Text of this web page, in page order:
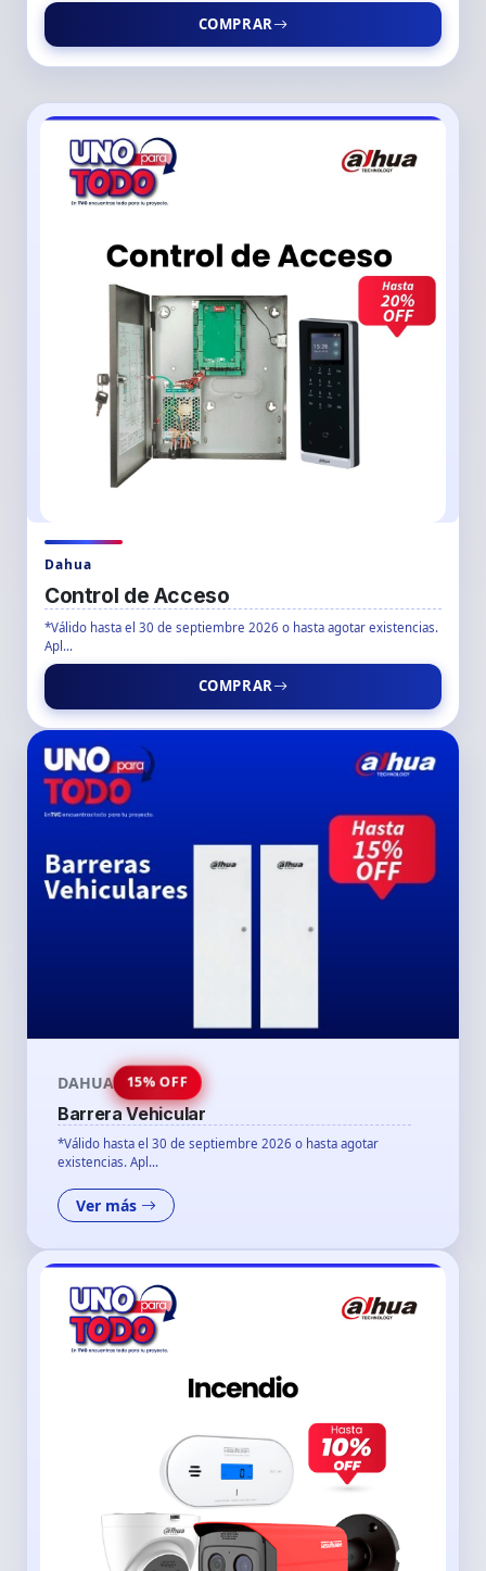
COMPRAR
Dahua
Control de Acceso
*Válido hasta el 30 de septiembre 2026 o hasta agotar existencias.
Apl...
COMPRAR
DAHUA 15% OFF
Barrera Vehicular
*Válido hasta el 30 de septiembre 2026 o hasta agotar
existencias. Apl...
Ver más